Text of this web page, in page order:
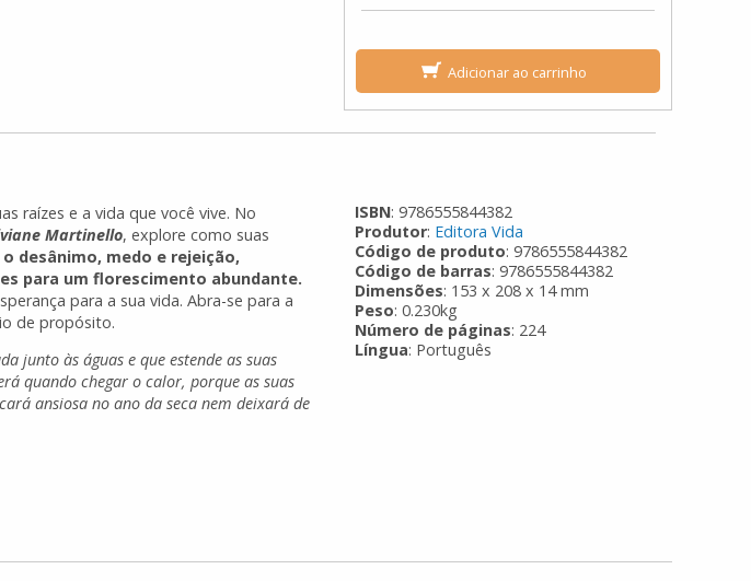
Adicionar ao carrinho
raízes e a vida que você vive. No
Martinello, explore como suas
o desânimo, medo e rejeição,
para um florescimento abundante.
para a sua vida. Abra-se para a
de propósito.
junto às águas e que estende as suas
quando chegar o calor, porque as suas
ansiosa no ano da seca nem deixará de
ISBN: 9786555844382
Produtor: Editora Vida
Código de produto: 9786555844382
Código de barras: 9786555844382
Dimensões: 153 x 208 x 14 mm
Peso: 0.230kg
Número de páginas: 224
Língua: Português